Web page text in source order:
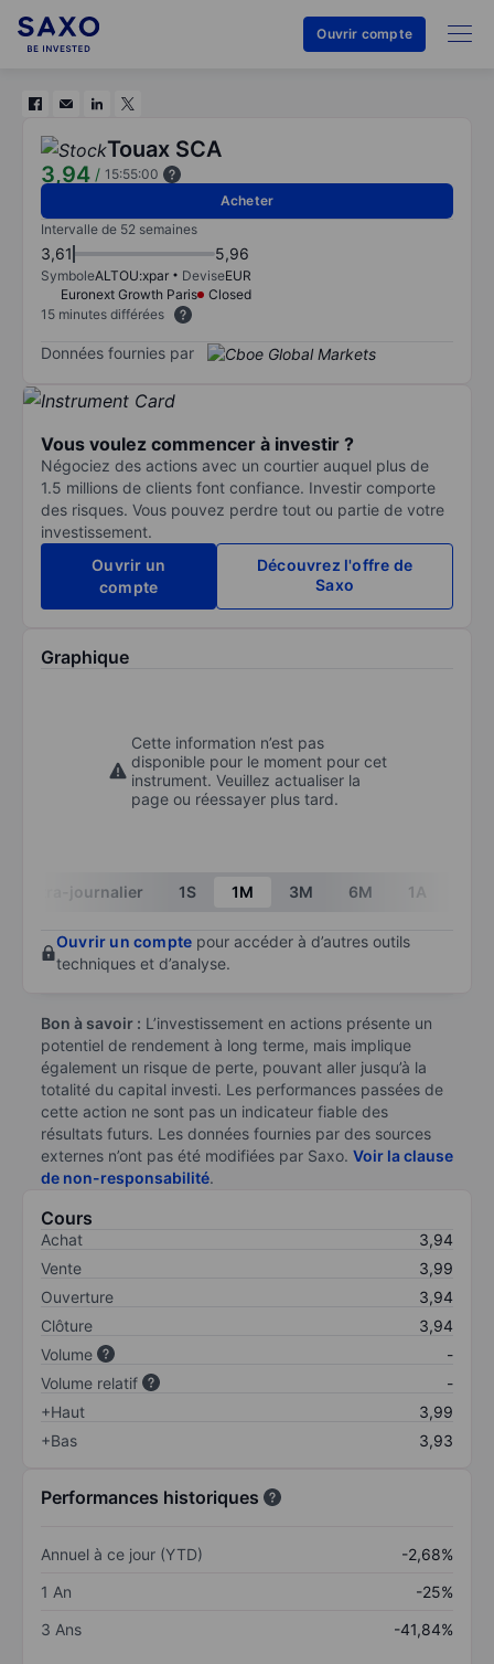
Ouvrir compte
Touax SCA
3,94 / 15:55:00
Acheter
Intervalle de 52 semaines
3,61 5,96
SymboleALTOU:xpar DeviseEUR
Euronext Growth Paris
Closed
15 minutes différées
Données fournies par
Vous voulez commencer à investir ?
Négociez des actions avec un courtier auquel plus de
1.5 millions de clients font confiance. Investir comporte
des risques. Vous pouvez perdre tout ou partie de votre
investissement.
Ouvrir un
compte
Découvrez l'offre de
Saxo
Graphique
Cette information n’est pas
disponible pour le moment pour cet
instrument. Veuillez actualiser la
page ou réessayer plus tard.
Intra-journalier 1S 1M 3M 6M 1A
Ouvrir un compte pour accéder à d’autres outils
techniques et d’analyse.
Bon à savoir : L’investissement en actions présente un
potentiel de rendement à long terme, mais implique
également un risque de perte, pouvant aller jusqu’à la
totalité du capital investi. Les performances passées de
cette action ne sont pas un indicateur fiable des
résultats futurs. Les données fournies par des sources
externes n’ont pas été modifiées par Saxo. Voir la clause
de non-responsabilité.
Cours
Achat
3,94
Vente
3,99
Ouverture
3,94
Clôture
3,94
Volume
-
Volume relatif
-
+Haut
3,99
+Bas
3,93
Performances historiques
Annuel à ce jour (YTD)
-2,68%
1 An
-25%
3 Ans
-41,84%